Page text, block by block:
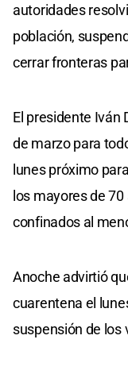
autoridades
población,
cerrar fronteras
El presidente Iván
de marzo para
lunes próximo
los mayores de
confinados al
Anoche advirtió
cuarentena el
suspensión de los